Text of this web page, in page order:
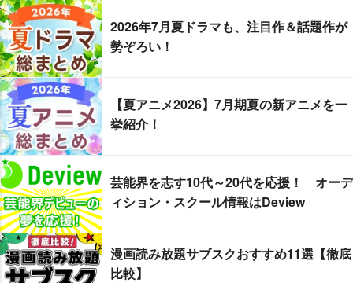
2026年7月夏ドラマも、注目作＆話題作が
勢ぞろい！
【夏アニメ2026】7月期夏の新アニメを一
挙紹介！
芸能界を志す10代～20代を応援！ オーデ
ィション・スクール情報はDeview
漫画読み放題サブスクおすすめ11選【徹底
比較】